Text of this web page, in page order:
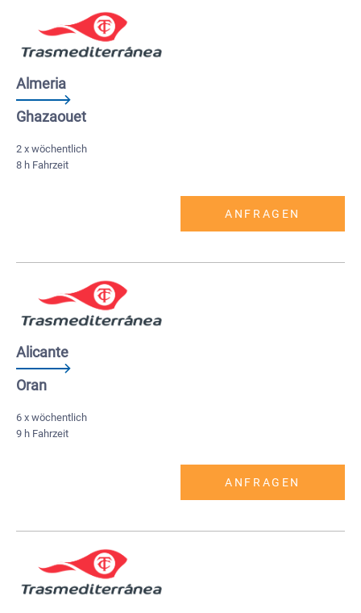
Almeria
Ghazaouet
2 x wöchentlich
8 h Fahrzeit
ANFRAGEN
Alicante
Oran
6 x wöchentlich
9 h Fahrzeit
ANFRAGEN